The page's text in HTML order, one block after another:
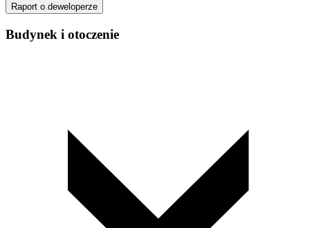
Raport o deweloperze
Budynek i otoczenie